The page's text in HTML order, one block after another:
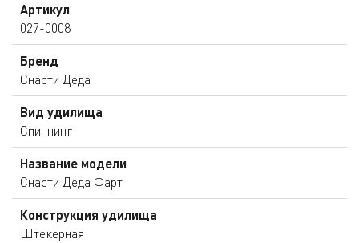
Артикул
027-0008
Бренд
Снасти Деда
Вид удилища
Спиннинг
Название модели
Снасти Деда Фарт
Конструкция удилища
Штекерная